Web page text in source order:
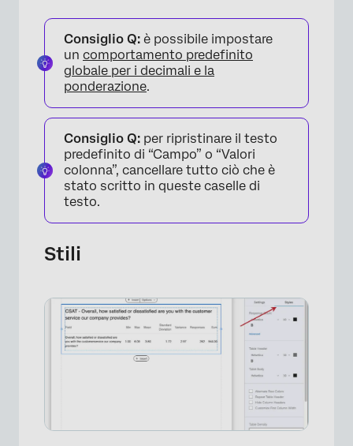
Consiglio Q: è possibile impostare
un comportamento predefinito
globale per i decimali e la
ponderazione.
Consiglio Q: per ripristinare il testo
predefinito di “Campo” o “Valori
colonna”, cancellare tutto ciò che è
stato scritto in queste caselle di
testo.
Stili